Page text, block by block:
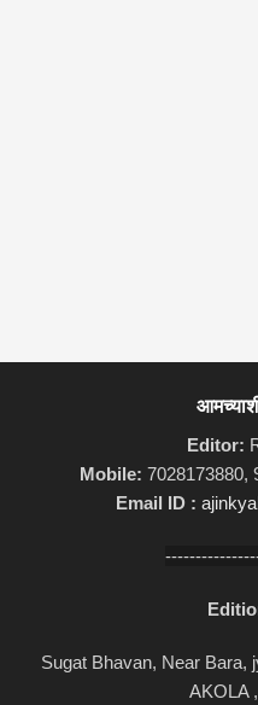
Editor:
Mobile: 7028173880,
Email ID :
Sugat Bhavan, Near Bara,
AKOLA